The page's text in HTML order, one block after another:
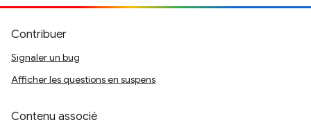
Contribuer
Signaler un bug
Afficher les questions en suspens
Contenu associé